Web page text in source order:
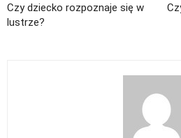
Czy dziecko rozpoznaje się w
lustrze?